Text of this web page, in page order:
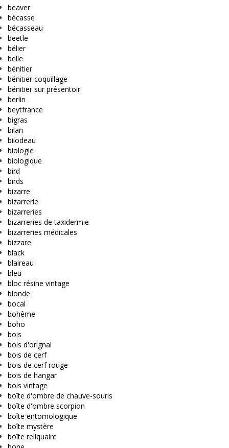
beaver
bécasse
bécasseau
beetle
bélier
belle
bénitier
bénitier coquillage
bénitier sur présentoir
berlin
beytfrance
bigras
bilan
bilodeau
biologie
biologique
bird
birds
bizarre
bizarrerie
bizarreries
bizarreries de taxidermie
bizarreries médicales
bizzare
black
blaireau
bleu
bloc résine vintage
blonde
bocal
bohême
boho
bois
bois d'orignal
bois de cerf
bois de cerf rouge
bois de hangar
bois vintage
boîte d'ombre de chauve-souris
boîte d'ombre scorpion
boîte entomologique
boîte mystère
boîte reliquaire